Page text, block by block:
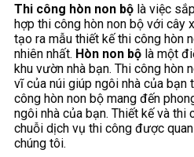
Thi công hòn non bộ là việc
hợp thi công hòn non bộ với cây
tạo ra mẫu thiết kế thi công hòn
nhiên nhất. Hòn non bộ là một
khu vườn nhà bạn. Thi công hòn
vĩ của núi giúp ngôi nhà của bạn
công hòn non bộ mang đến
ngôi nhà của bạn. Thiết kế và thi
chuỗi dịch vụ thi công được
chúng tôi.